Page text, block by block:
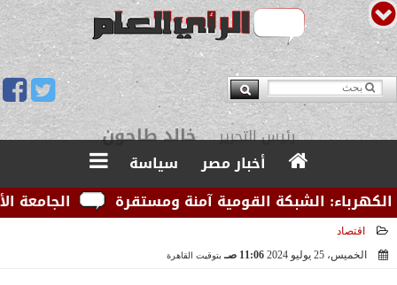
مدير التحرير يوسف قبودان
أخبار مصر
سياسة
الجامعة
الشبكة القومية آمنة ومستقرة
اقتصاد
الخميس، 25 يوليو 2024
11:06 صـ بتوقيت القاهرة